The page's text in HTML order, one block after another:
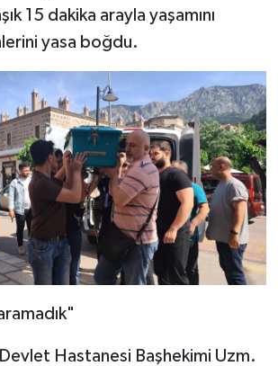
15 dakika arayla yaşamını
yasa boğdu.
Hastanesi Başhekimi Uzm.